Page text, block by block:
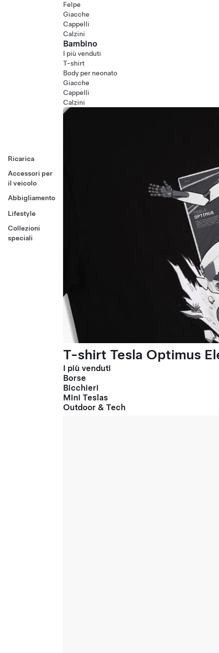
Ricarica
Accessori per
il veicolo
Abbigliamento
Lifestyle
Collezioni
speciali
Felpe
Giacche
Cappelli
Calzini
Bambino
I più venduti
T-shirt
Body per neonato
Giacche
Cappelli
Calzini
T-shirt Tesla Optimus
I più venduti
Borse
Bicchieri
Mini Teslas
Outdoor & Tech